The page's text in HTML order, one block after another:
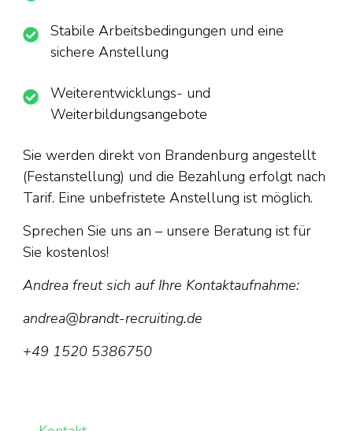
Stabile Arbeitsbedingungen und eine
sichere Anstellung
Weiterentwicklungs- und
Weiterbildungsangebote
Sie werden direkt von Brandenburg angestellt
(Festanstellung) und die Bezahlung erfolgt nach
Tarif. Eine unbefristete Anstellung ist möglich.
Sprechen Sie uns an – unsere Beratung ist für
Sie kostenlos!
Andrea freut sich auf Ihre Kontaktaufnahme:
andrea@brandt-recruiting.de
+49 1520 5386750